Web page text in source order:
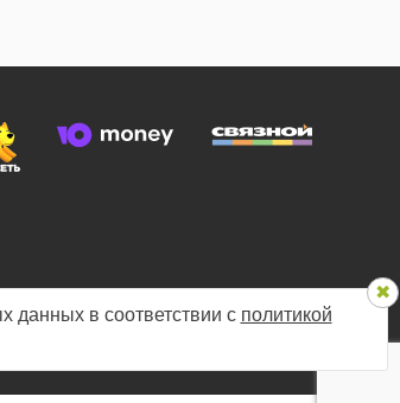
данных в соответствии с политикой